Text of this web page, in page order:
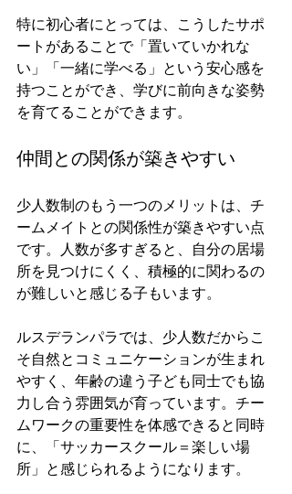
特に初心者にとっては、こうしたサポ
ートがあることで「置いていかれな
い」「一緒に学べる」という安心感を
持つことができ、学びに前向きな姿勢
を育てることができます。
仲間との関係が築きやすい
少人数制のもう一つのメリットは、チ
ームメイトとの関係性が築きやすい点
です。人数が多すぎると、自分の居場
所を見つけにくく、積極的に関わるの
が難しいと感じる子もいます。
ルスデランパラでは、少人数だからこ
そ自然とコミュニケーションが生まれ
やすく、年齢の違う子ども同士でも協
力し合う雰囲気が育っています。チー
ムワークの重要性を体感できると同時
に、「サッカースクール＝楽しい場
所」と感じられるようになります。